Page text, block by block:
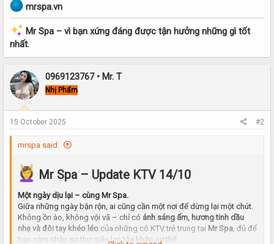
mrspa.vn
Mr Spa – vì bạn xứng đáng được tận hưởng những gì tốt
nhất.
0969123767 • Mr. T
Nhị Phẩm
15 October 2025 #2
mrspa said:
Mr Spa – Update KTV 14/10
Một ngày dịu lại – cùng Mr Spa.
Giữa những ngày bận rộn, ai cũng cần một nơi để dừng lại một chút.
Không ồn ào, không vội vã – chỉ có ánh sáng ấm, hương tinh dầu
nhẹ và đôi tay khéo léo của những cô KTV trẻ trung tại Mr Spa , đủ để
bạn cảm nhận sự thư giãn lan tỏa khắp cơ thể.